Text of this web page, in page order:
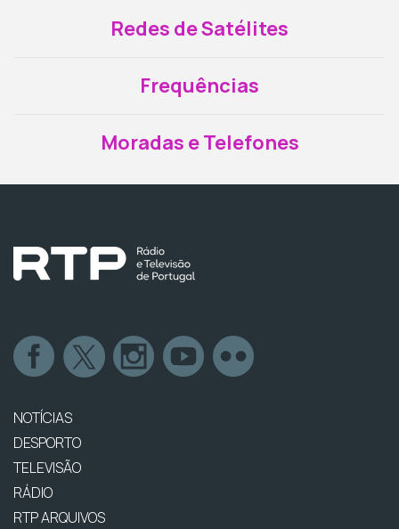
Redes de Satélites
Frequências
Moradas e Telefones
NOTÍCIAS
DESPORTO
TELEVISÃO
RÁDIO
RTP ARQUIVOS